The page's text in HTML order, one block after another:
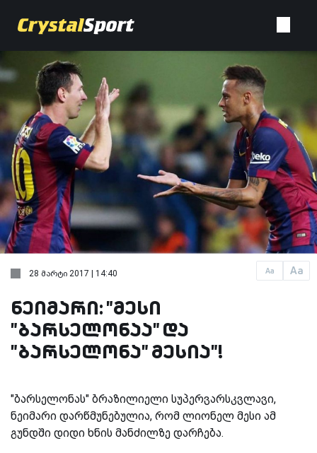
Aa Aa
28 მარტი 2017 | 14:40
ნეიმარი: "მესი
"ბარსელონაა" და
"ბარსელონა" მესია"!
"ბარსელონას" ბრაზილიელი სუპერვარსკვლავი,
ნეიმარი დარწმუნებულია, რომ ლიონელ მესი ამ
გუნდში დიდი ხნის მანძილზე დარჩება.